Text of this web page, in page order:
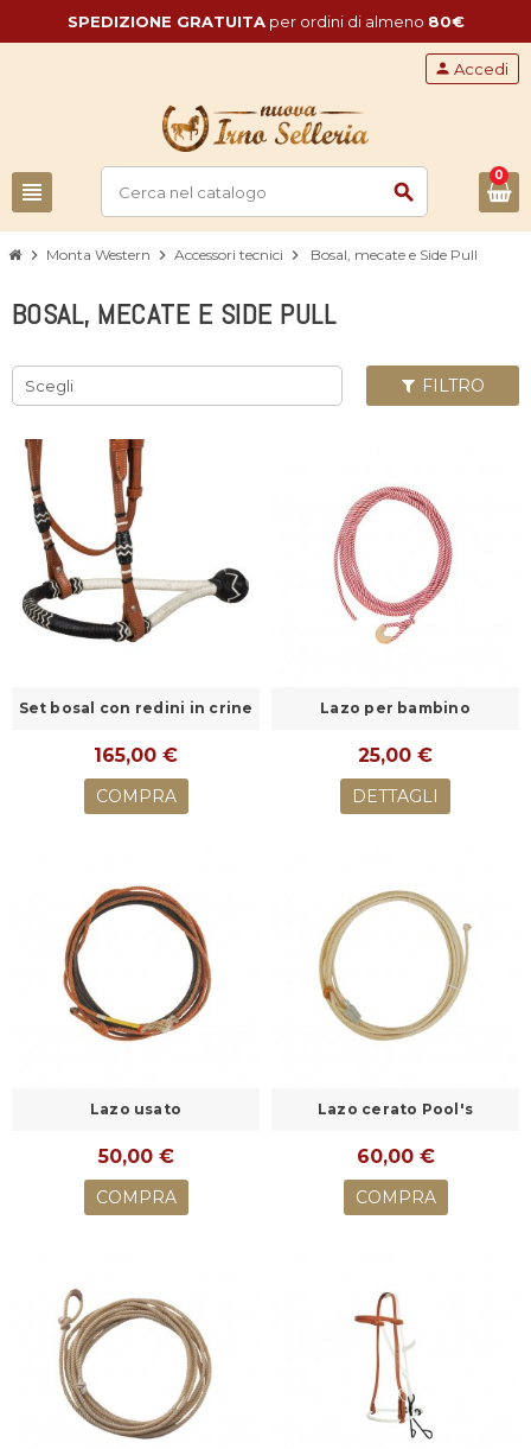
SPEDIZIONE GRATUITAper ordini di almeno 80€
view_headline search
person Accedi
0
chevron_right Monta Western chevron_right Accessori tecnici chevron_right Bosal, mecate e Side Pull
BOSAL, MECATE E SIDE PULL
Scegli FILTRO
Set bosal con redini in crine
165,00 €
COMPRA
Lazo per bambino
25,00 €
DETTAGLI
Lazo usato
50,00 €
COMPRA
Lazo cerato Pool's
60,00 €
COMPRA